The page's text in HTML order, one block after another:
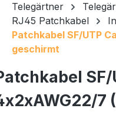
Telegärtner
RJ45 Patchkabel
Patchkabel SF/UTP
geschirmt
SF/
7